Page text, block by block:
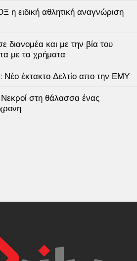
η ειδική αθλητική αναγνώριση
διανομέα και με την βία του
με τα χρήματα
έκτακτο Δελτίο απο την ΕΜΥ
στη θάλασσα ένας